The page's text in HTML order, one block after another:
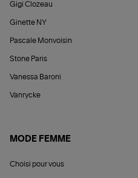
Gigi Clozeau
Ginette NY
Pascale Monvoisin
Stone Paris
Vanessa Baroni
Vanrycke
MODE FEMME
Choisi pour vous